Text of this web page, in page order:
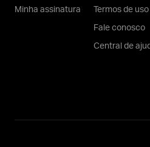
Minha assinatura Termos de uso
Fale conosco
Central de